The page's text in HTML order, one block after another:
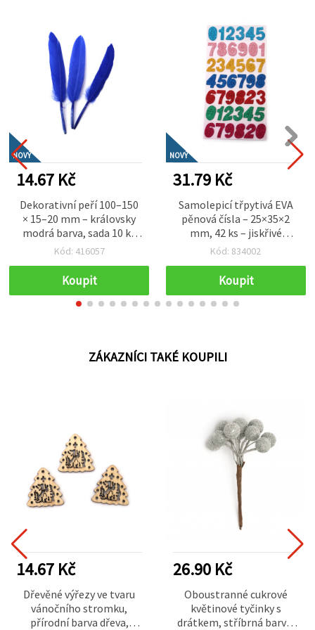
NOVÝ
14.67 Kč
Dekorativní peří 100–150
× 15–20 mm – královsky
modrá barva, sada 10 ks
na elegantní tvoření,
kreativní projekty
Kód: 416057
Koupit
NOVÝ
31.79 Kč
Samolepicí třpytivá EVA
pěnová čísla – 25×35×2
mm, 42 ks – jiskřivé
nálepky pro kreativní
projekty
Kód: 834002
Koupit
ZÁKAZNÍCI TAKÉ KOUPILI
14.67 Kč
Dřevěné výřezy ve tvaru
vánočního stromku,
přírodní barva dřeva,
26.90 Kč
Oboustranné cukrové
květinové tyčinky s
drátkem, stříbrná barva,